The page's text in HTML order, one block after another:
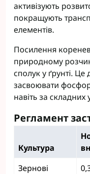
активізують
покращують
елементів.
Посилення
природному
сполук у ґрунті.
засвоювати
навіть за
Регламент
Культура
Зернові